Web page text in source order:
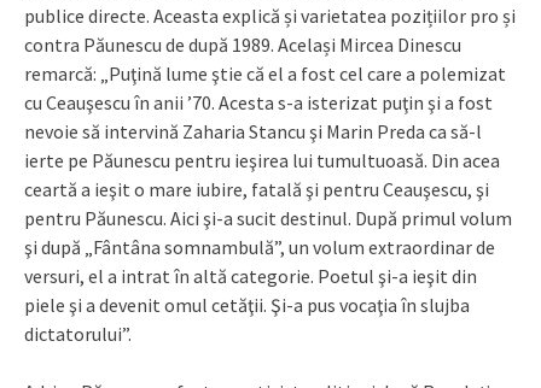
publice directe. Aceasta explică și varietatea pozițiilor pro și
contra Păunescu de după 1989. Același Mircea Dinescu
remarcă: „Puţină lume ştie că el a fost cel care a polemizat
cu Ceauşescu în anii ’70. Acesta s-a isterizat puţin şi a fost
nevoie să intervină Zaharia Stancu şi Marin Preda ca să-l
ierte pe Păunescu pentru ieşirea lui tumultuoasă. Din acea
ceartă a ieşit o mare iubire, fatală şi pentru Ceauşescu, şi
pentru Păunescu. Aici şi-a sucit destinul. După primul volum
şi după „Fântâna somnambulă”, un volum extraordinar de
versuri, el a intrat în altă categorie. Poetul şi-a ieşit din
piele şi a devenit omul cetăţii. Şi-a pus vocaţia în slujba
dictatorului”.